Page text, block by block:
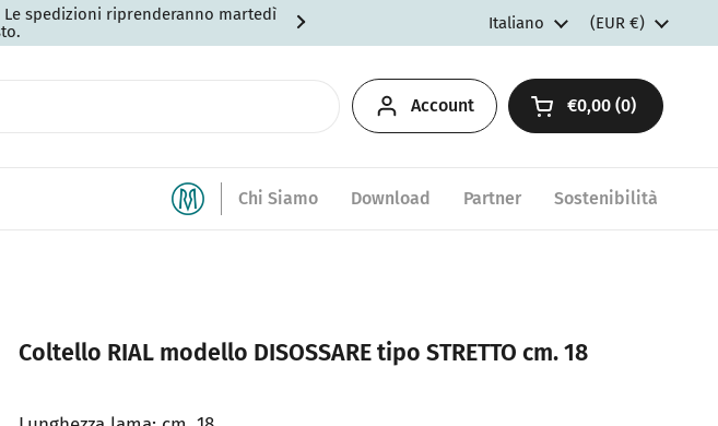
Le spedizioni riprenderanno martedì
Spedizioni gratuite per ordini
Lingua
Italiano Paese/Area
(EUR €)
Account Apri carrello
€0,00 0
Chi Siamo Download Partner Sostenibilità
Coltello RIAL modello DISOSSARE tipo STRETTO cm. 18